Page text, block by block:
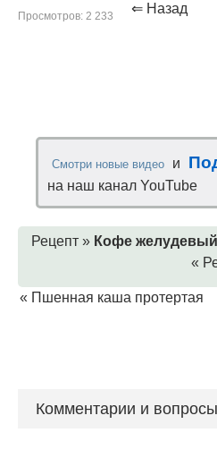
Просмотров: 2 233 ⇐ Назад
Смотри новые видео и
на наш канал YouTube
Рецепт » Кофе желудевый
«
« Пшенная каша протертая
Комментарии и